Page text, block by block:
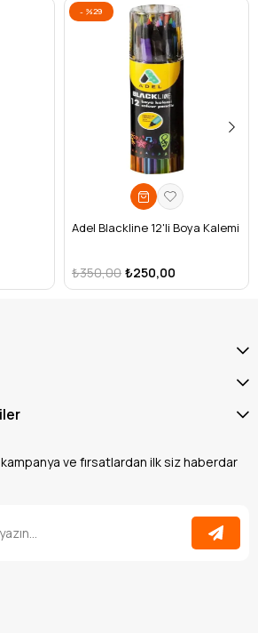
Adel Blackline 12'li Boya Kalemi
₺250,00
₺350,00
%29
ve fırsatlardan ilk siz haberdar